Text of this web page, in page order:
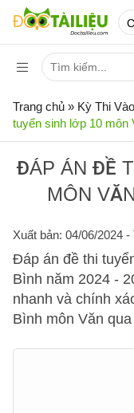
Trang chủ » Kỳ Thi
tuyển sinh lớp 10 môn
ĐÁP ÁN ĐỀ
MÔN
Xuất bản: 04/06/2024 -
Đáp án đề thi
Bình năm 2024 -
nhanh và chính
Bình môn Văn